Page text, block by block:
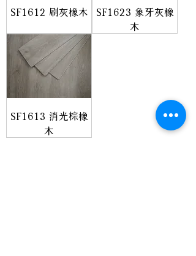
SF1612 刷灰橡木 SF1623 象牙灰橡
木
SF1613 消光棕橡
木